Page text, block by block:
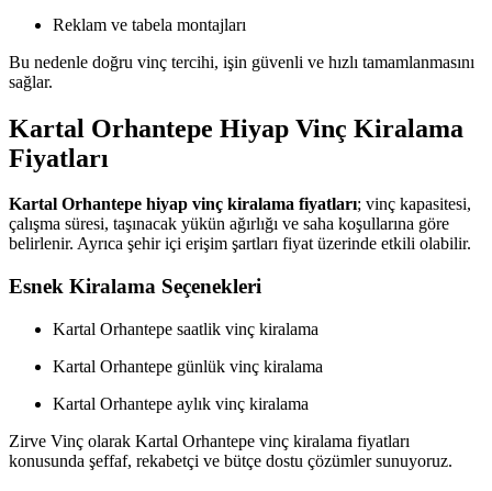
Reklam ve tabela montajları
Bu nedenle doğru vinç tercihi, işin güvenli ve hızlı tamamlanmasını
sağlar.
Kartal Orhantepe Hiyap Vinç Kiralama
Fiyatları
Kartal Orhantepe hiyap vinç kiralama fiyatları; vinç kapasitesi,
çalışma süresi, taşınacak yükün ağırlığı ve saha koşullarına göre
belirlenir. Ayrıca şehir içi erişim şartları fiyat üzerinde etkili olabilir.
Esnek Kiralama Seçenekleri
Kartal Orhantepe saatlik vinç kiralama
Kartal Orhantepe günlük vinç kiralama
Kartal Orhantepe aylık vinç kiralama
Zirve Vinç olarak Kartal Orhantepe vinç kiralama fiyatları
konusunda şeffaf, rekabetçi ve bütçe dostu çözümler sunuyoruz.